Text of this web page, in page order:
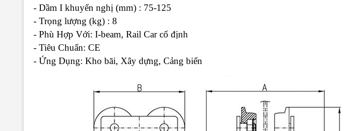
- Dầm I khuyến nghị (mm) : 75-125
- Trọng lượng (kg) : 8
- Phù Hợp Với: I-beam, Rail Car cố định
- Tiêu Chuẩn: CE
- Ứng Dụng: Kho bãi, Xây dựng, Cảng biển